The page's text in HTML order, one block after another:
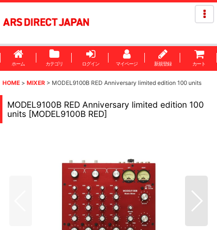
ホーム カテゴリ ログイン マイページ 新規登録 カート
HOME > MIXER > MODEL9100B RED Anniversary limited edition 100 units
MODEL9100B RED Anniversary limited edition 100
units [MODEL9100B RED]